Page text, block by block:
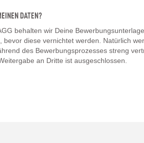
DATEN?
behalten wir Deine
bevor diese vernichtet werden. Natürlich
des Bewerbungsprozesses streng
an Dritte ist ausgeschlossen.